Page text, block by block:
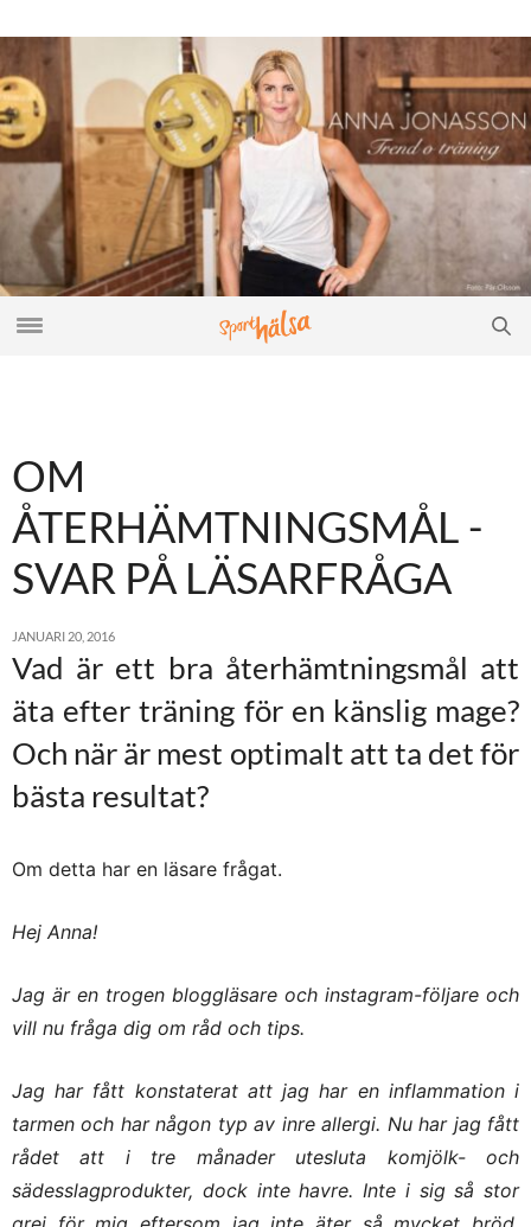
OM
ÅTERHÄMTNINGSMÅL -
SVAR PÅ LÄSARFRÅGA
JANUARI 20, 2016
Vad är ett bra återhämtningsmål att
äta efter träning för en känslig mage?
Och när är mest optimalt att ta det för
bästa resultat?
Om detta har en läsare frågat.
Hej Anna!
Jag är en trogen bloggläsare och instagram-följare och
vill nu fråga dig om råd och tips.
Jag har fått konstaterat att jag har en inflammation i
tarmen och har någon typ av inre allergi. Nu har jag fått
rådet att i tre månader utesluta komjölk- och
sädesslagprodukter, dock inte havre. Inte i sig så stor